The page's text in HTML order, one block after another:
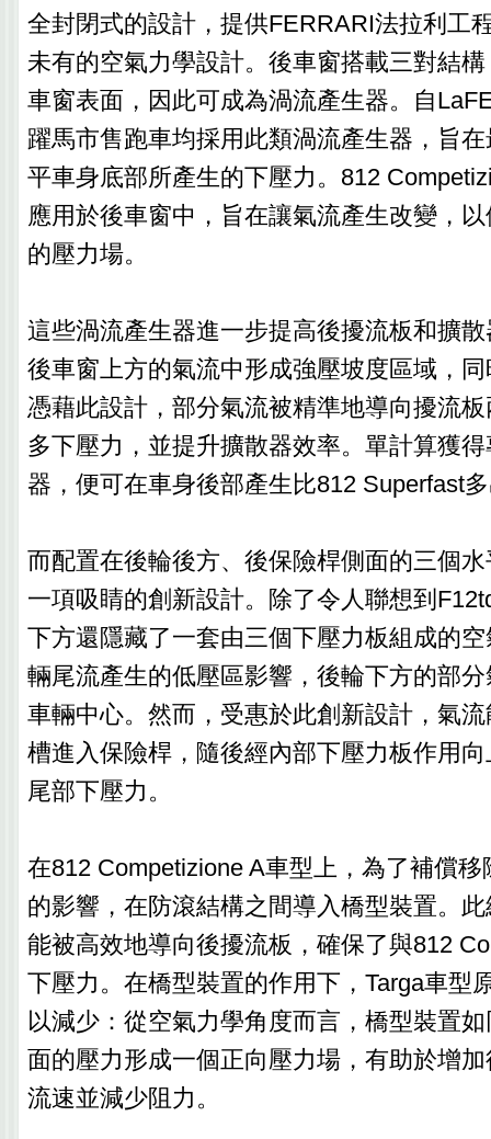
全封閉式的設計，提供FERRARI法拉利工
未有的空氣力學設計。後車窗搭載三對結
車窗表面，因此可成為渦流產生器。自
躍馬市售跑車均採用此類渦流產生器，旨
平車身底部所產生的下壓力。812
應用於後車窗中，旨在讓氣流產生改變，
的壓力場。
這些渦流產生器進一步提高後擾流板和擴
後車窗上方的氣流中形成強壓坡度區域，
憑藉此設計，部分氣流被精準地導向擾流
多下壓力，並提升擴散器效率。單計算獲
器，便可在車身後部產生比812 Superfast
而配置在後輪後方、後保險桿側面的三個
一項吸睛的創新設計。除了令人聯想到
下方還隱藏了一套由三個下壓力板組成的
輛尾流產生的低壓區影響，後輪下方的部
車輛中心。然而，受惠於此創新設計，氣
槽進入保險桿，隨後經內部下壓力板作用
尾部下壓力。
在812 Competizione A車型上，為了補償
的影響，在防滾結構之間導入橋型裝置。
能被高效地導向後擾流板，確保了與812
下壓力。在橋型裝置的作用下，Targa車型
以減少：從空氣力學角度而言，橋型裝置
面的壓力形成一個正向壓力場，有助於增
流速並減少阻力。